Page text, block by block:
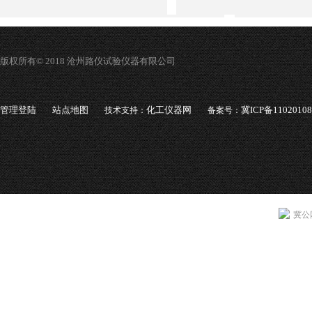
版权所有© 2018 沧州路仪试验仪器有限公司
管理登陆 站点地图 技术支持：化工仪器网 备案号：冀ICP备
冀公